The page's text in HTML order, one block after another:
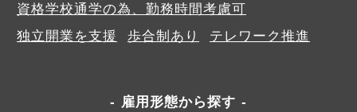
資格学校通学の為、勤務時間考慮可
独立開業を支援
歩合制あり テレワーク推進
雇用形態から探す